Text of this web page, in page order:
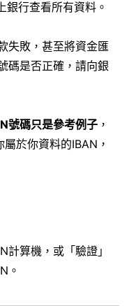
行查看所有資料。
失敗，甚至將資金匯
碼是否正確，請向銀
號碼只是參考例子 ，
於你資料的IBAN，
算機，或「驗證」
。